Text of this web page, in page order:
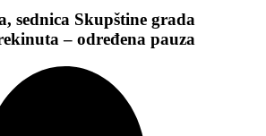
sednica Skupštine grada
– određena pauza